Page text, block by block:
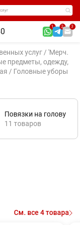
1 2 3
услуг / 'Мерч.
предметы, одежду,
/ Головные уборы
Повязки на голову
11 товаров
См. все 4 товара